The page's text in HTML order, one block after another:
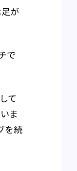
が
で
て
ま
を続